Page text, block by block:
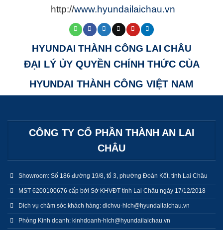
http://www.hyundailaichau.vn
HYUNDAI THÀNH CÔNG LAI CHÂU
ĐẠI LÝ ỦY QUYỀN CHÍNH THỨC CỦA
HYUNDAI THÀNH CÔNG VIỆT NAM
CÔNG TY CỔ PHẦN THÀNH AN LAI
CHÂU
Showroom: Số 186 đường 19/8, tổ 3, phường Đoàn Kết, tỉnh Lai Châu
MST 6200100676 cấp bởi Sở KHVĐT tỉnh Lai Châu ngày 17/12/2018
Dich vụ chăm sóc khách hàng: dichvu-hlch@hyundailaichau.vn
Phòng Kinh doanh: kinhdoanh-hlch@hyundailaichau.vn